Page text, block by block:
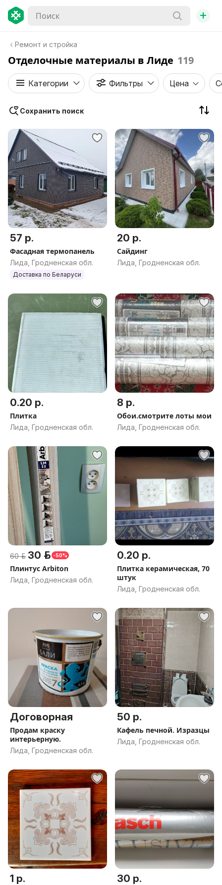
+
Ремонт и стройка
Отделочные материалы в Лиде 119
Категории Фильтры Цена
Сохранить поиск
57 р.
Фасадная термопанель
Лида, Гродненская обл.
Доставка по Беларуси
20 р.
Сайдинг
Лида, Гродненская обл.
0.20 р.
Плитка
Лида, Гродненская обл.
8 р.
Обои.смотрите лоты мои
Лида, Гродненская обл.
60 р. 30 р. -50%
Плинтус Arbiton
Лида, Гродненская обл.
0.20 р.
Плитка керамическая, 70
штук
Лида, Гродненская обл.
Договорная
Продам краску
интерьерную.
Лида, Гродненская обл.
50 р.
Кафель печной. Изразцы
Лида, Гродненская обл.
1 р. 30 р.